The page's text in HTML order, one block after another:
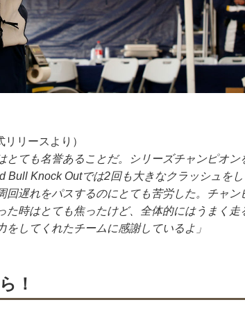
リースより）
とても名誉あることだ。シリーズチャンピオン
Bull Knock Outでは2回も大きなクラッシュを
回遅れをパスするのにとても苦労した。チャン
た時はとても焦ったけど、全体的にはうまく走
してくれたチームに感謝しているよ」
！